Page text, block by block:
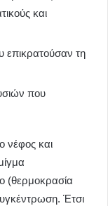
και
επικρατούσαν τη
που
νέφος και
(θερμοκρασία
Έτσι